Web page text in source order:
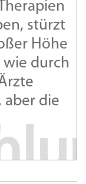
stürzt
Höhe
durch
aber die